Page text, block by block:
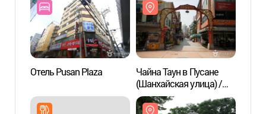
ступенек" (40계단
문화관광테마거리)
Отель Pusan Plaza
Чайна Таун в Пусане
(Шанхайская улица) /
부산 차이나타운특구
(상해문.상해거리)